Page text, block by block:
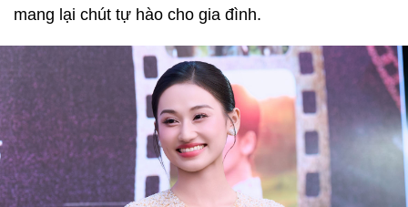
mang lại chút tự hào cho gia đình.